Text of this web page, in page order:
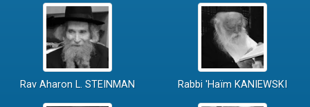
Rav Aharon L. STEINMAN Rabbi 'Haïm KANIEWSKI